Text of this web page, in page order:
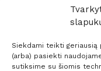
Siekdami teikti geriausią
(arba) pasiekti
sutiksime su šiomis
Ypatingas
0 SHARES